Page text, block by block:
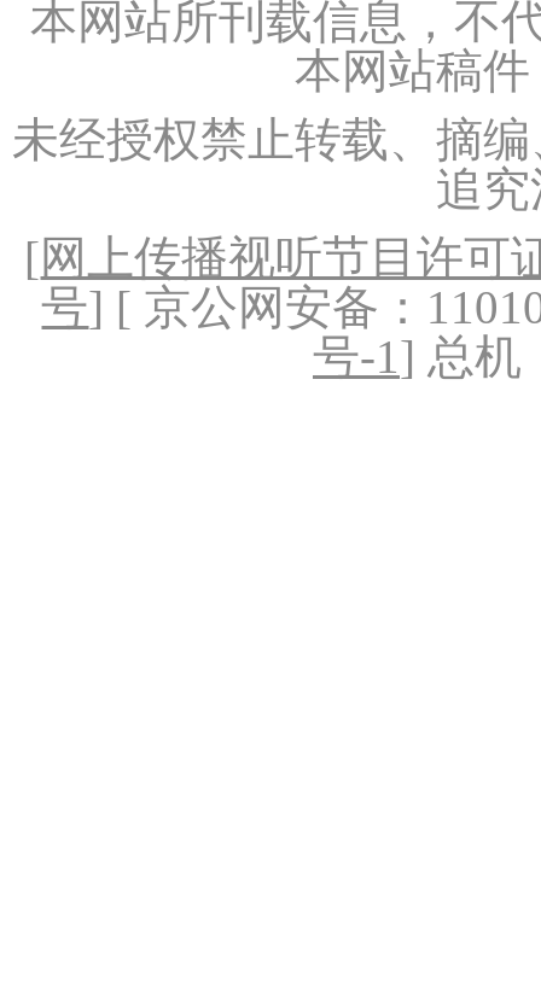
本网站所刊载信息，不
本网站稿
未经授权禁止转载、摘
追
[网上传播视听节目许可
号] [ 京公网安备：
号-1] 总机